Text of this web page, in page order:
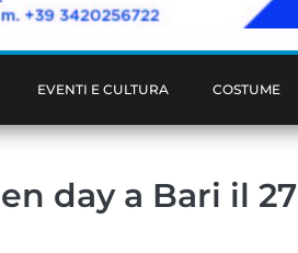
EVENTI E CULTURA COSTUME
day a Bari il 27